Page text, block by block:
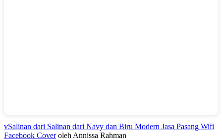
vSalinan dari Salinan dari Navy dan Biru Modern Jasa Pasang Wifi
Facebook Coveroleh Annissa Rahman